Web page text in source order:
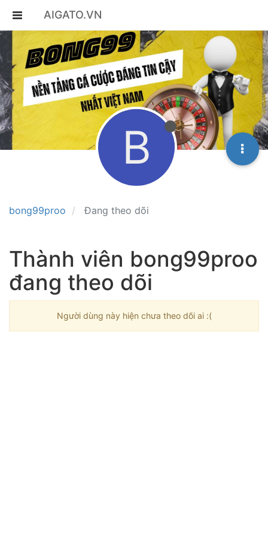
AIGATO.VN
bong99proo Đang theo dõi
B
Thành viên bong99proo
đang theo dõi
Người dùng này hiện chưa theo dõi ai :(